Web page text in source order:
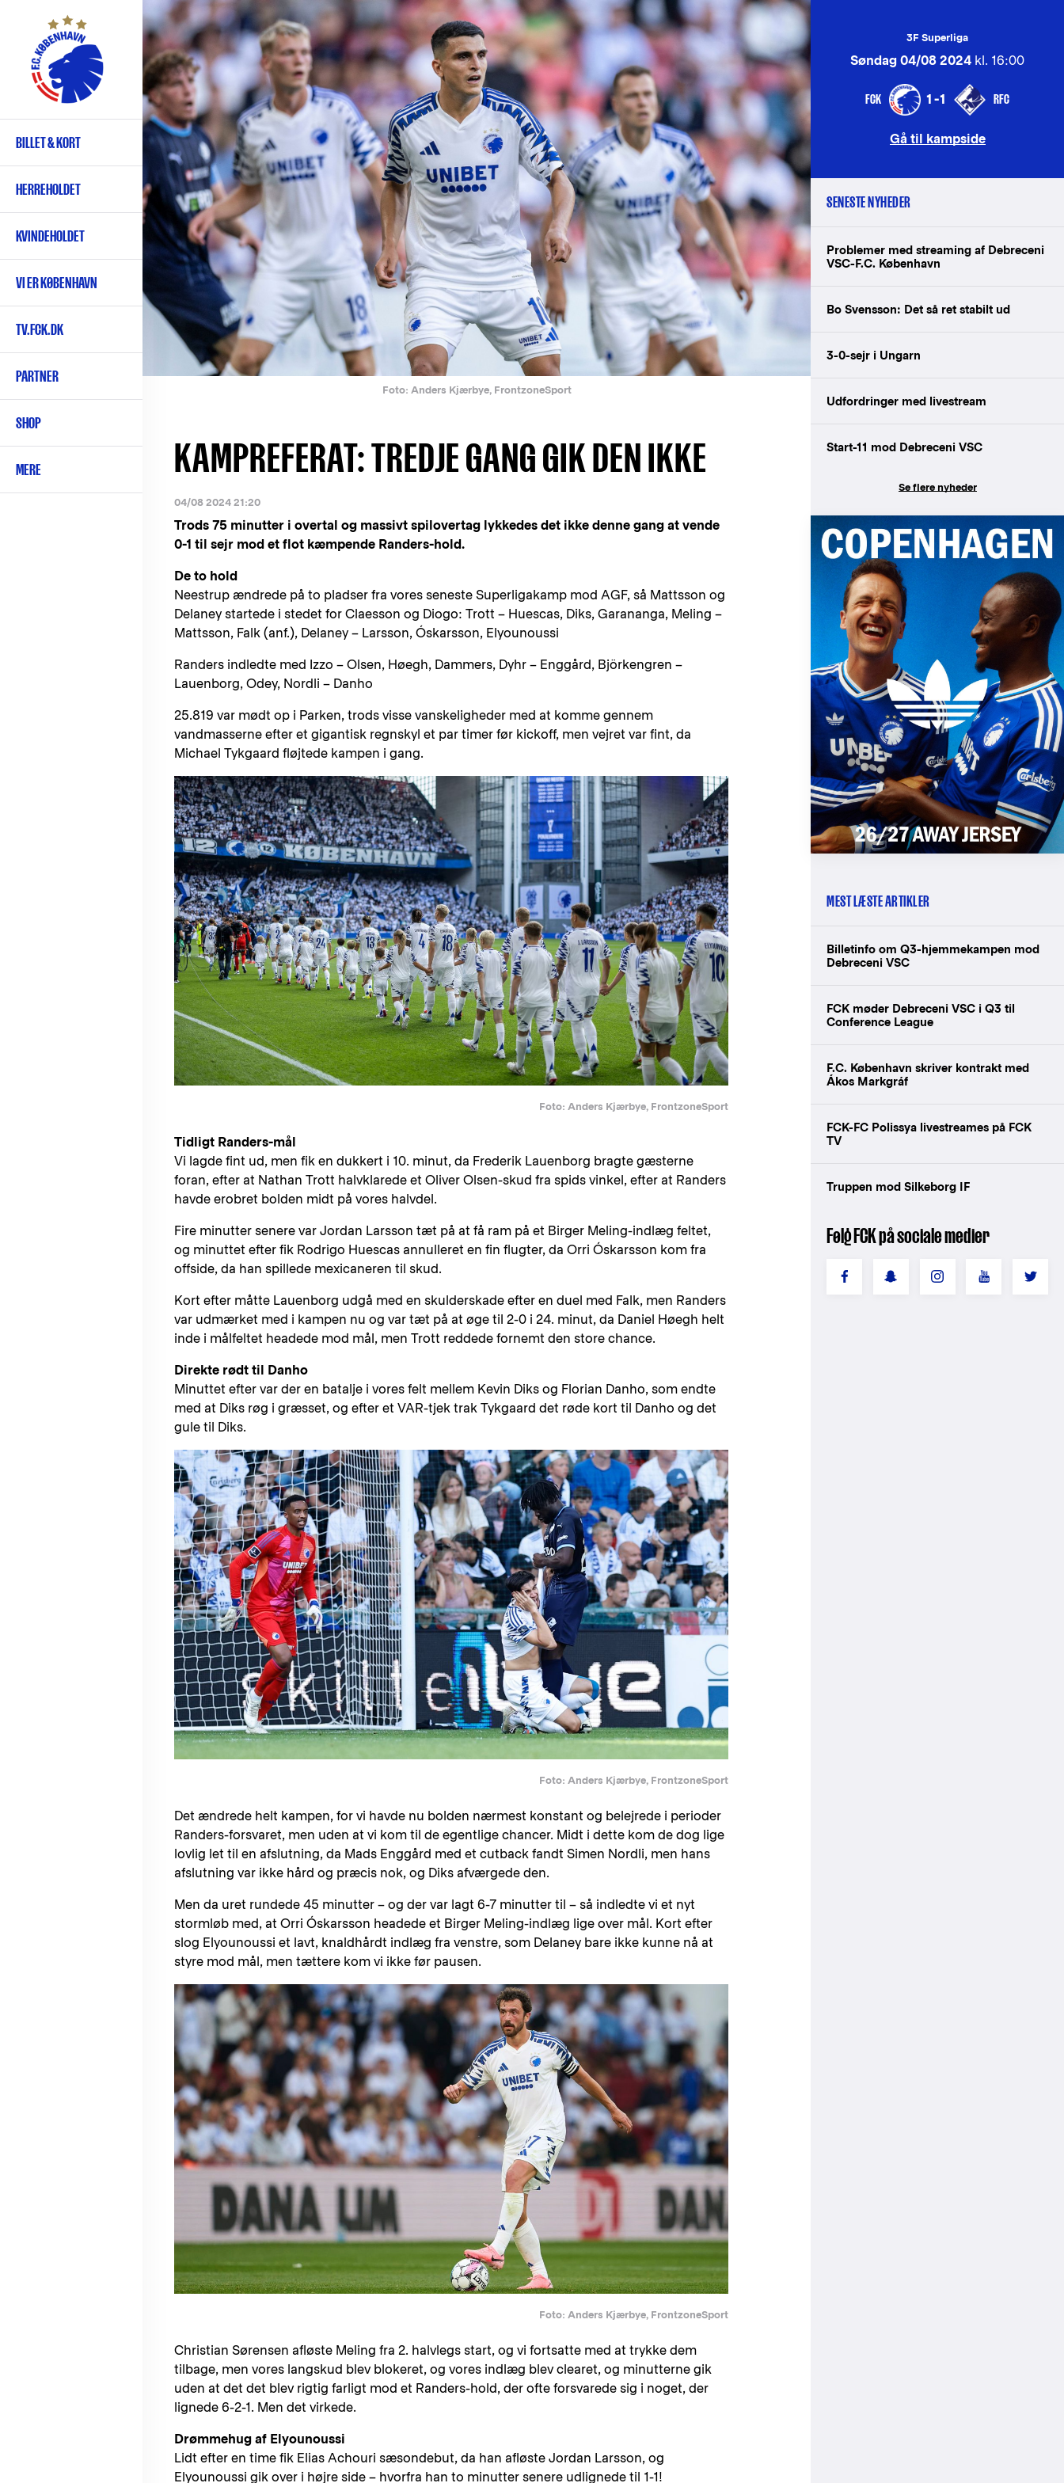
hovedindhold
Primær
navigation
BILLET & KORT
HERREHOLDET
KVINDEHOLDET
VI ER KØBENHAVN
TV.FCK.DK
PARTNER
SHOP
MERE
Foto: Anders Kjærbye, FrontzoneSport
KAMPREFERAT: TREDJE GANG GIK DEN IKKE
04/08 2024 21:20
Trods 75 minutter i overtal og massivt spilovertag lykkedes det ikke denne gang at vende
0-1 til sejr mod et flot kæmpende Randers-hold.
De to hold
Neestrup ændrede på to pladser fra vores seneste Superligakamp mod AGF, så Mattsson og
Delaney startede i stedet for Claesson og Diogo: Trott – Huescas, Diks, Garananga, Meling –
Mattsson, Falk (anf.), Delaney – Larsson, Óskarsson, Elyounoussi
Randers indledte med Izzo – Olsen, Høegh, Dammers, Dyhr – Enggård, Björkengren –
Lauenborg, Odey, Nordli – Danho
25.819 var mødt op i Parken, trods visse vanskeligheder med at komme gennem
vandmasserne efter et gigantisk regnskyl et par timer før kickoff, men vejret var fint, da
Michael Tykgaard fløjtede kampen i gang.
Foto: Anders Kjærbye, FrontzoneSport
Tidligt Randers-mål
Vi lagde fint ud, men fik en dukkert i 10. minut, da Frederik Lauenborg bragte gæsterne
foran, efter at Nathan Trott halvklarede et Oliver Olsen-skud fra spids vinkel, efter at Randers
havde erobret bolden midt på vores halvdel.
Fire minutter senere var Jordan Larsson tæt på at få ram på et Birger Meling-indlæg feltet,
og minuttet efter fik Rodrigo Huescas annulleret en fin flugter, da Orri Óskarsson kom fra
offside, da han spillede mexicaneren til skud.
Kort efter måtte Lauenborg udgå med en skulderskade efter en duel med Falk, men Randers
var udmærket med i kampen nu og var tæt på at øge til 2-0 i 24. minut, da Daniel Høegh helt
inde i målfeltet headede mod mål, men Trott reddede fornemt den store chance.
Direkte rødt til Danho
Minuttet efter var der en batalje i vores felt mellem Kevin Diks og Florian Danho, som endte
med at Diks røg i græsset, og efter et VAR-tjek trak Tykgaard det røde kort til Danho og det
gule til Diks.
Foto: Anders Kjærbye, FrontzoneSport
Det ændrede helt kampen, for vi havde nu bolden nærmest konstant og belejrede i perioder
Randers-forsvaret, men uden at vi kom til de egentlige chancer. Midt i dette kom de dog lige
lovlig let til en afslutning, da Mads Enggård med et cutback fandt Simen Nordli, men hans
afslutning var ikke hård og præcis nok, og Diks afværgede den.
Men da uret rundede 45 minutter – og der var lagt 6-7 minutter til – så indledte vi et nyt
stormløb med, at Orri Óskarsson headede et Birger Meling-indlæg lige over mål. Kort efter
slog Elyounoussi et lavt, knaldhårdt indlæg fra venstre, som Delaney bare ikke kunne nå at
styre mod mål, men tættere kom vi ikke før pausen.
Foto: Anders Kjærbye, FrontzoneSport
Christian Sørensen afløste Meling fra 2. halvlegs start, og vi fortsatte med at trykke dem
tilbage, men vores langskud blev blokeret, og vores indlæg blev clearet, og minutterne gik
uden at det det blev rigtig farligt mod et Randers-hold, der ofte forsvarede sig i noget, der
lignede 6-2-1. Men det virkede.
Drømmehug af Elyounoussi
Lidt efter en time fik Elias Achouri sæsondebut, da han afløste Jordan Larsson, og
Elyounoussi gik over i højre side – hvorfra han to minutter senere udlignede til 1-1!
3F Superliga
Søndag 04/08 2024 kl. 16:00
FCK 1-1 RFC
Gå til kampside
SENESTE NYHEDER
Problemer med streaming af Debreceni
VSC-F.C. København
Bo Svensson: Det så ret stabilt ud
3-0-sejr i Ungarn
Udfordringer med livestream
Start-11 mod Debreceni VSC
Se flere nyheder
MEST LÆSTE ARTIKLER
Billetinfo om Q3-hjemmekampen mod
Debreceni VSC
FCK møder Debreceni VSC i Q3 til
Conference League
F.C. København skriver kontrakt med
Ákos Markgráf
FCK-FC Polissya livestreames på FCK
TV
Truppen mod Silkeborg IF
Følg FCK på sociale medier